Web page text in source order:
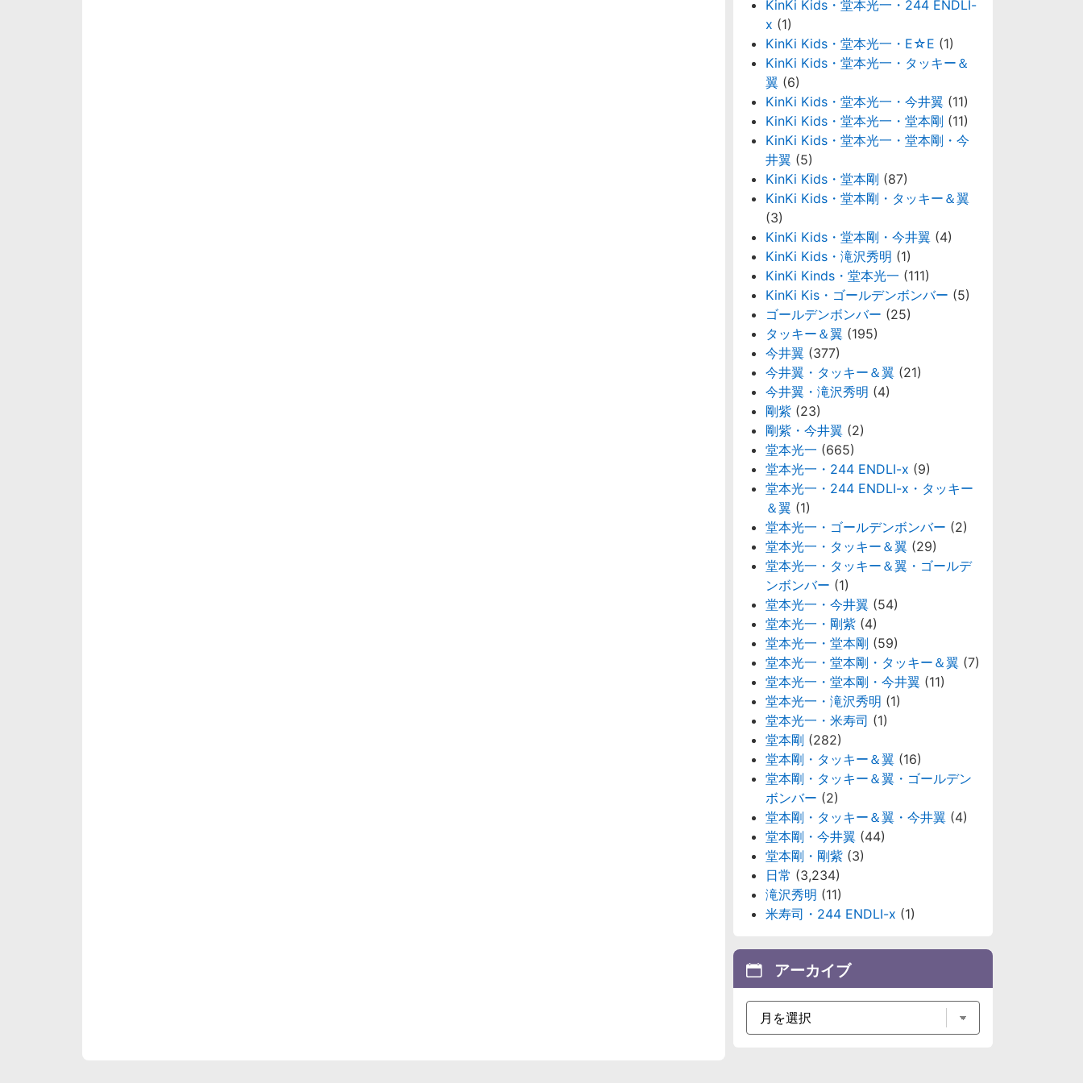
KinKi Kids・堂本光一・244 ENDLI-
x (1)
KinKi Kids・堂本光一・E☆E (1)
KinKi Kids・堂本光一・タッキー＆
翼 (6)
KinKi Kids・堂本光一・今井翼 (11)
KinKi Kids・堂本光一・堂本剛 (11)
KinKi Kids・堂本光一・堂本剛・今
井翼 (5)
KinKi Kids・堂本剛 (87)
KinKi Kids・堂本剛・タッキー＆翼
(3)
KinKi Kids・堂本剛・今井翼 (4)
KinKi Kids・滝沢秀明 (1)
KinKi Kinds・堂本光一 (111)
KinKi Kis・ゴールデンボンバー (5)
ゴールデンボンバー (25)
タッキー＆翼 (195)
今井翼 (377)
今井翼・タッキー＆翼 (21)
今井翼・滝沢秀明 (4)
剛紫 (23)
剛紫・今井翼 (2)
堂本光一 (665)
堂本光一・244 ENDLI-x (9)
堂本光一・244 ENDLI-x・タッキー
＆翼 (1)
堂本光一・ゴールデンボンバー (2)
堂本光一・タッキー＆翼 (29)
堂本光一・タッキー＆翼・ゴールデ
ンボンバー (1)
堂本光一・今井翼 (54)
堂本光一・剛紫 (4)
堂本光一・堂本剛 (59)
堂本光一・堂本剛・タッキー＆翼 (7)
堂本光一・堂本剛・今井翼 (11)
堂本光一・滝沢秀明 (1)
堂本光一・米寿司 (1)
堂本剛 (282)
堂本剛・タッキー＆翼 (16)
堂本剛・タッキー＆翼・ゴールデン
ボンバー (2)
堂本剛・タッキー＆翼・今井翼 (4)
堂本剛・今井翼 (44)
堂本剛・剛紫 (3)
日常 (3,234)
滝沢秀明 (11)
米寿司・244 ENDLI-x (1)
アーカイブ